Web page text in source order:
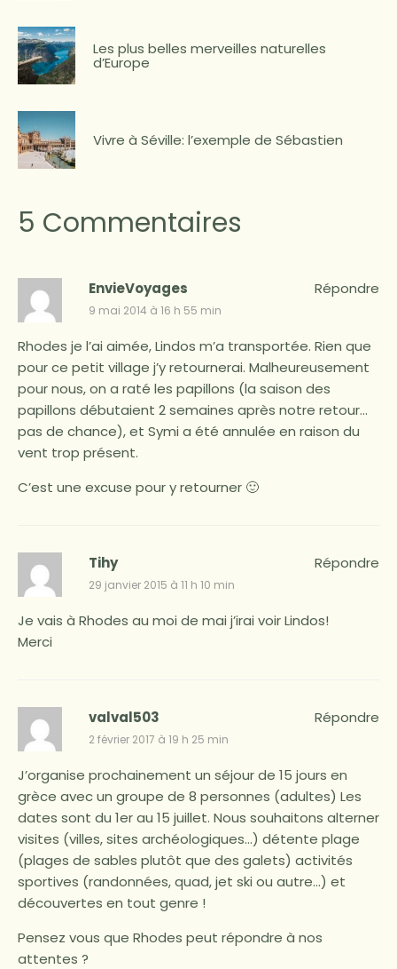
Les plus belles merveilles naturelles
d’Europe
Vivre à Séville: l’exemple de Sébastien
5 Commentaires
EnvieVoyages
9 mai 2014 à 16 h 55 min
Rhodes je l’ai aimée, Lindos m’a transportée. Rien que
pour ce petit village j’y retournerai. Malheureusement
pour nous, on a raté les papillons (la saison des
papillons débutaient 2 semaines après notre retour…
pas de chance), et Symi a été annulée en raison du
vent trop présent.
C’est une excuse pour y retourner 🙂
Répondre
Tihy
29 janvier 2015 à 11 h 10 min
Je vais à Rhodes au moi de mai j’irai voir Lindos!
Merci
Répondre
valval503
2 février 2017 à 19 h 25 min
J’organise prochainement un séjour de 15 jours en
grèce avec un groupe de 8 personnes (adultes) Les
dates sont du 1er au 15 juillet. Nous souhaitons alterner
visites (villes, sites archéologiques…) détente plage
(plages de sables plutôt que des galets) activités
sportives (randonnées, quad, jet ski ou autre…) et
découvertes en tout genre !
Pensez vous que Rhodes peut répondre à nos
attentes ?
Répondre